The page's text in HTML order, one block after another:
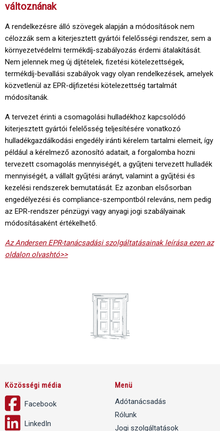
változnának
A rendelkezésre álló szövegek alapján a módosítások nem
célozzák sem a kiterjesztett gyártói felelősségi rendszer, sem a
környezetvédelmi termékdíj-szabályozás érdemi átalakítását.
Nem jelennek meg új díjtételek, fizetési kötelezettségek,
termékdíj-bevallási szabályok vagy olyan rendelkezések, amelyek
közvetlenül az EPR-díjfizetési kötelezettség tartalmát
módosítanák.
A tervezet érinti a csomagolási hulladékhoz kapcsolódó
kiterjesztett gyártói felelősség teljesítésére vonatkozó
hulladékgazdálkodási engedély iránti kérelem tartalmi elemeit, így
például a kérelmező azonosító adatait, a forgalomba hozni
tervezett csomagolás mennyiségét, a gyűjteni tervezett hulladék
mennyiségét, a vállalt gyűjtési arányt, valamint a gyűjtési és
kezelési rendszerek bemutatását. Ez azonban elsősorban
engedélyezési és compliance-szempontból releváns, nem pedig
az EPR-rendszer pénzügyi vagy anyagi jogi szabályainak
módosításaként értékelhető.
Az Andersen EPR-tanácsadási szolgáltatásainak leírása ezen az
oldalon olvashtó>>
Közösségi média
Facebook
LinkedIn
Menü
Adótanácsadás
Rólunk
Jogi szolgáltatások